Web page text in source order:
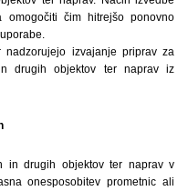
omogočiti čim hitrejšo ponovno
nadzorujejo izvajanje priprav za
drugih objektov ter naprav iz
in drugih objektov ter naprav v
onesposobitev prometnic ali